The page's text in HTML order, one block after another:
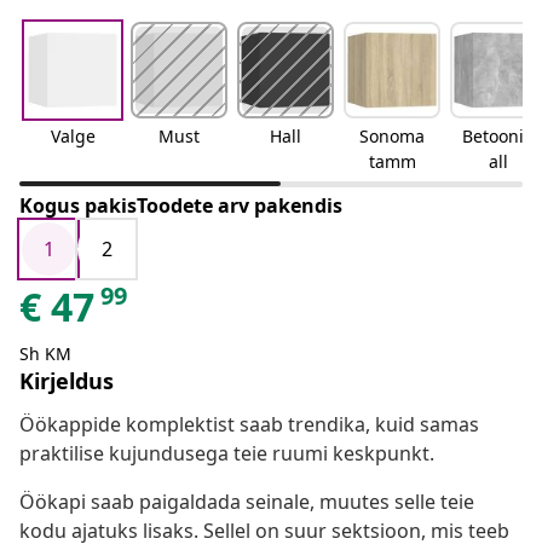
Valge Must Hall
Sonoma
tamm
Betoonih
all
Kogus pakisToodete arv pakendis
1
2
€4799
Sh KM
Kirjeldus
Öökappide komplektist saab trendika, kuid samas
praktilise kujundusega teie ruumi keskpunkt.
Öökapi saab paigaldada seinale, muutes selle teie
kodu ajatuks lisaks. Sellel on suur sektsioon, mis teeb